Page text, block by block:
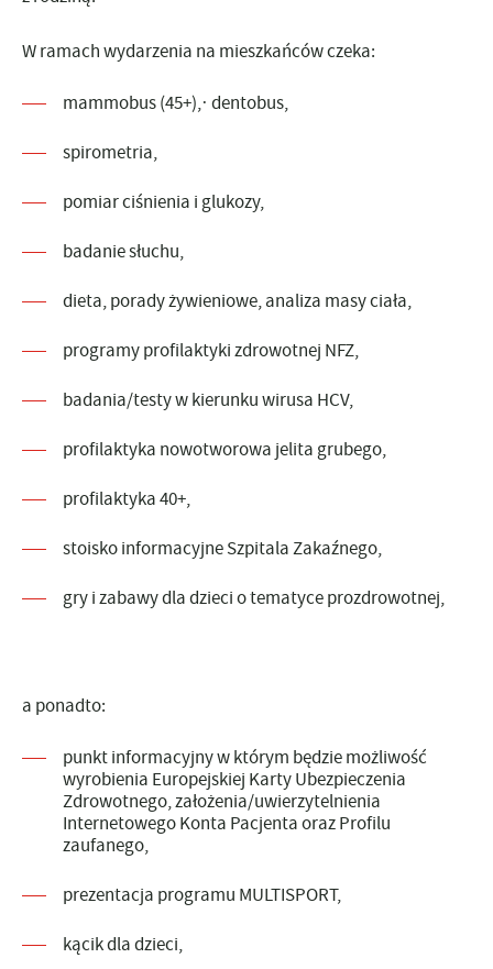
W ramach wydarzenia na mieszkańców czeka:
mammobus (45+),· dentobus,
spirometria,
pomiar ciśnienia i glukozy,
badanie słuchu,
dieta, porady żywieniowe, analiza masy ciała,
programy profilaktyki zdrowotnej NFZ,
badania/testy w kierunku wirusa HCV,
profilaktyka nowotworowa jelita grubego,
profilaktyka 40+,
stoisko informacyjne Szpitala Zakaźnego,
gry i zabawy dla dzieci o tematyce prozdrowotnej,
a ponadto:
punkt informacyjny w którym będzie możliwość
wyrobienia Europejskiej Karty Ubezpieczenia
Zdrowotnego, założenia/uwierzytelnienia
Internetowego Konta Pacjenta oraz Profilu
zaufanego,
prezentacja programu MULTISPORT,
kącik dla dzieci,